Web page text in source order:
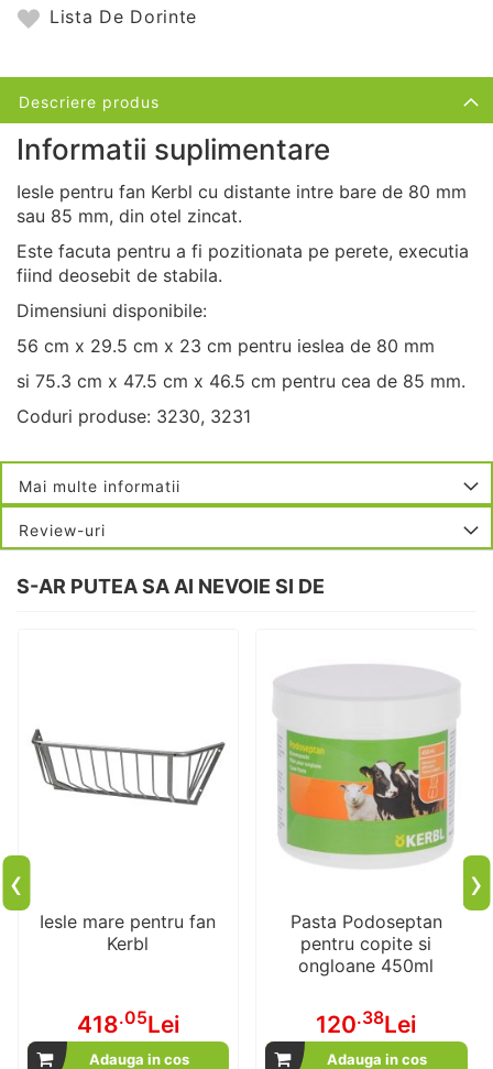
Lista De Dorinte
Descriere produs
Informatii suplimentare
Iesle pentru fan Kerbl cu distante intre bare de 80 mm
sau 85 mm, din otel zincat.
Este facuta pentru a fi pozitionata pe perete, executia
fiind deosebit de stabila.
Dimensiuni disponibile:
56 cm x 29.5 cm x 23 cm pentru ieslea de 80 mm
si 75.3 cm x 47.5 cm x 46.5 cm pentru cea de 85 mm.
Coduri produse: 3230, 3231
Mai multe informatii
Review-uri
S-AR PUTEA SA AI NEVOIE SI DE
Iesle mare pentru fan
Kerbl
418.05Lei
Adauga in cos
Pasta Podoseptan
pentru copite si
ongloane 450ml
120.38Lei
Adauga in cos
‹ ›